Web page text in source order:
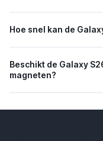
Hoe snel kan de
Beschikt de Galaxy
magneten?